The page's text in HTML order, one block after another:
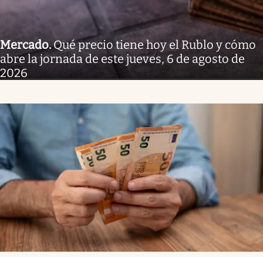
Mercado.Qué precio tiene hoy el Rublo y cómo
abre la jornada de este jueves, 6 de agosto de
2026